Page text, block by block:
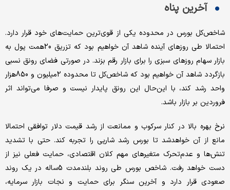
آخرین پناه
شاخص‌کل بورس در محدوده یکی از قوی‌‌‌‌‌ترین حمایت‌های خود قرار دارد.
احتمالا طی روزهای آینده شاهد آن خواهیم بود که تزریق 20همت پول به
بازار سهام روزهای سبزی را برای بازار رقم بزند. در صورتی فضای رونق نسبی
بازگردد شاهد آن خواهیم بود که شاخص‌کل تا محدوده 2میلیون و 850هزار
واحد رشد کند، با این‌حال این رونق پایدار نیست و صرفا می‌تواند اثر
فروردین بر بازار باشد.
نرخ بهره بالا در کنار سرکوب و ممانعت از رشد قیمت دلار توافقی احتمالا
مانع از آن خواهدشد تا بورس رشد شارپی را تجربه کند. حتی با تشدید
تنش‌ها و عدم‌تحرک متغیرهای مهم کلان اقتصادی، حمایت فعلی نیز از
دست خواهد رفت. شاخص بورس طی روند بلندمدت 5ساله در یک روند
صعودی قرار دارد و آخرین سنگر برای حمایت و نجات بازار سرمایه،